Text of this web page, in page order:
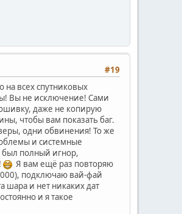
#19
на всех спутниковых
Вы не исключение! Сами
даже не копирую
чтобы вам показать баг.
одни обвинения! То же
и системные
был полный игнор,
Я вам ещё раз повторяю
000), подключаю вай-фай
шара и нет никаких дат
и я такое